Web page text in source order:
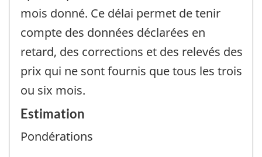
mois donné. Ce délai permet de tenir
compte des données déclarées en
retard, des corrections et des relevés des
prix qui ne sont fournis que tous les trois
ou six mois.
Estimation
Pondérations